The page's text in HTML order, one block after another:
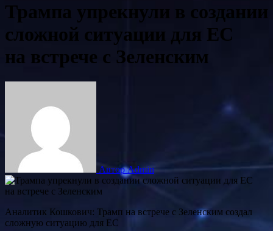
Трампа упрекнули в создании
сложной ситуации для ЕС
на встрече с Зеленским
Автор Admin
Аналитик Кошкович: Трамп на встрече с Зеленским создал
сложную ситуацию для ЕС